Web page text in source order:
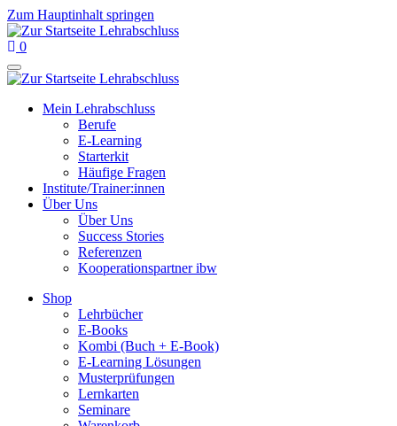
Zum Hauptinhalt springen
0
Mein Lehrabschluss
Berufe
E-Learning
Starterkit
Häufige Fragen
Institute/Trainer:innen
Über Uns
Über Uns
Success Stories
Referenzen
Kooperationspartner ibw
Shop
Lehrbücher
E-Books
Kombi (Buch + E-Book)
E-Learning Lösungen
Musterprüfungen
Lernkarten
Seminare